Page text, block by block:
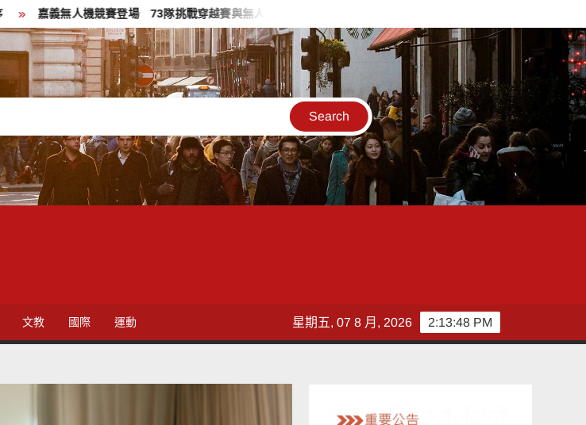
競賽登場 73隊挑戰穿越賽與無人機足球 深耕傳統藝文不間斷！「115年百工風華 諸羅獻藝工藝展」跨域移
文教 國際 運動 2:13:50 PM
星期五, 07 8 月, 2026